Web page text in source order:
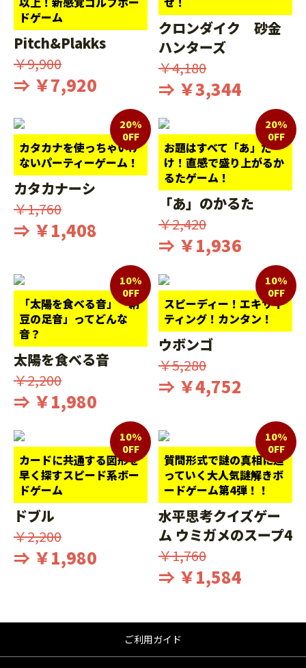
ドゲーム
Pitch&Plakks
￥9,900
⇒ ￥7,920
クロンダイク 砂金
ハンターズ
￥4,180
⇒ ￥3,344
カタカナを使っちゃいけ
ないパーティーゲーム！
20%
0FF
カタカナーシ
￥1,760
⇒ ￥1,408
お題はすべて「あ」だ
け！直感で盛り上がるか
るたゲーム！
20%
0FF
「あ」のかるた
￥2,420
⇒ ￥1,936
「太陽を食べる音」「納
豆の足音」ってどんな
音？
10%
0FF
太陽を食べる音
￥2,200
⇒ ￥1,980
スピーディー！エキサイ
ティング！カンタン！
10%
0FF
ウボンゴ
￥5,280
⇒ ￥4,752
カードに共通する図形を
早く探すスピード系ボー
ドゲーム
10%
0FF
ドブル
￥2,200
⇒ ￥1,980
質問形式で謎の真相に迫
っていく大人気謎解きボ
ードゲーム第4弾！！
10%
0FF
水平思考クイズゲー
ム ウミガメのスープ4
￥1,760
⇒ ￥1,584
ご利用ガイド